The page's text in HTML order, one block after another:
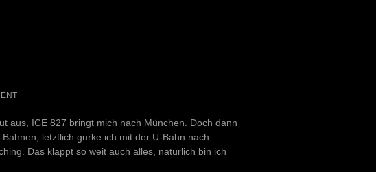
aus, ICE 827 bringt mich nach München. Doch dann
letztlich gurke ich mit der U-Bahn nach
Das klappt so weit auch alles, natürlich bin ich